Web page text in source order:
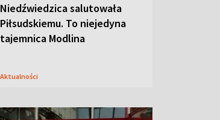
Niedźwiedzica salutowała
Piłsudskiemu. To niejedyna
tajemnica Modlina
Aktualności